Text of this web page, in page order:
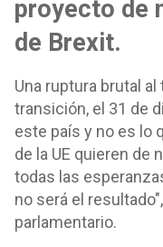
proyecto de
de Brexit.
Una ruptura brutal
transición, el 31 de
este país y no es lo
de la UE quieren de
todas las
no será el
parlamentario.